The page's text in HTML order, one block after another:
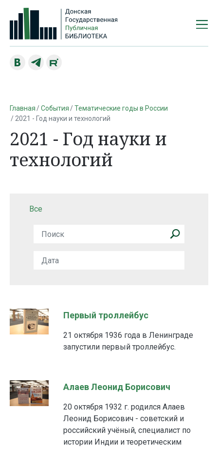
Главная События
Тематические годы в России
2021 - Год науки и технологий
2021 - Год науки и
технологий
Все
Первый троллейбус
21 октября 1936 года в Ленинграде
запустили первый троллейбус.
Алаев Леонид Борисович
20 октября 1932 г. родился Алаев
Леонид Борисович - советский и
российский учёный, специалист по
истории Индии и теоретическим